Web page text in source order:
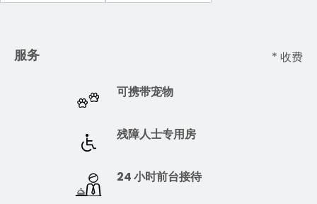
服务 * 收费
可携带宠物
残障人士专用房
24 小时前台接待